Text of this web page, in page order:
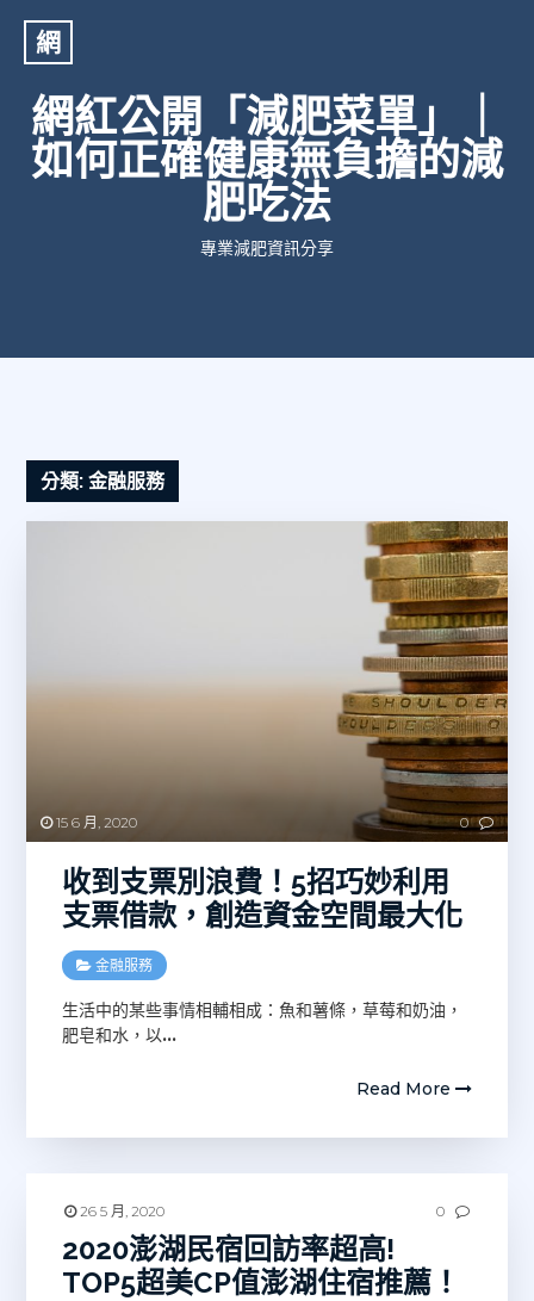
網
網紅公開「減肥菜單」｜
如何正確健康無負擔的減
肥吃法
專業減肥資訊分享
分類:金融服務
15 6 月, 2020 0
收到支票別浪費！5招巧妙利用
支票借款，創造資金空間最大化
金融服務
生活中的某些事情相輔相成：魚和薯條，草莓和奶油，
肥皂和水，以…
Read More
26 5 月, 2020 0
2020澎湖民宿回訪率超高!
TOP5超美CP值澎湖住宿推薦！